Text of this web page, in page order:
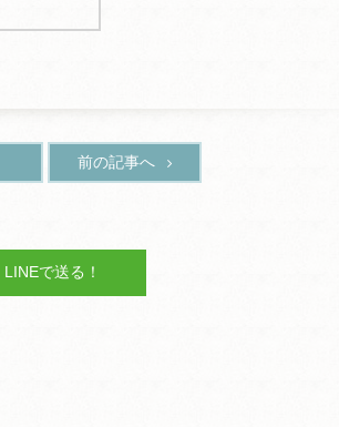
前の記事へ
LINEで送る！